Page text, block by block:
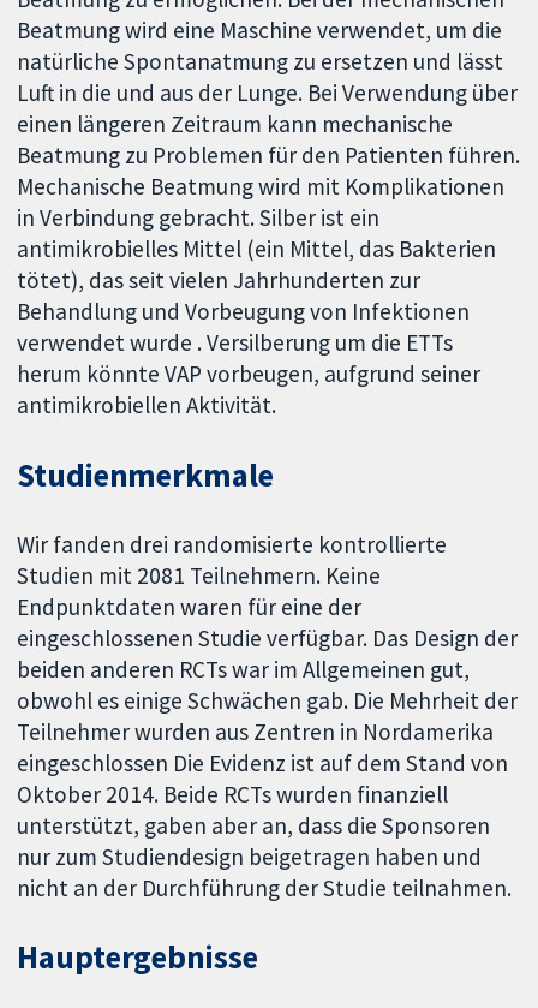
Beatmung wird eine Maschine verwendet, um die
natürliche Spontanatmung zu ersetzen und lässt
Luft in die und aus der Lunge. Bei Verwendung über
einen längeren Zeitraum kann mechanische
Beatmung zu Problemen für den Patienten führen.
Mechanische Beatmung wird mit Komplikationen
in Verbindung gebracht. Silber ist ein
antimikrobielles Mittel (ein Mittel, das Bakterien
tötet), das seit vielen Jahrhunderten zur
Behandlung und Vorbeugung von Infektionen
verwendet wurde . Versilberung um die ETTs
herum könnte VAP vorbeugen, aufgrund seiner
antimikrobiellen Aktivität.
Studienmerkmale
Wir fanden drei randomisierte kontrollierte
Studien mit 2081 Teilnehmern. Keine
Endpunktdaten waren für eine der
eingeschlossenen Studie verfügbar. Das Design der
beiden anderen RCTs war im Allgemeinen gut,
obwohl es einige Schwächen gab. Die Mehrheit der
Teilnehmer wurden aus Zentren in Nordamerika
eingeschlossen Die Evidenz ist auf dem Stand von
Oktober 2014. Beide RCTs wurden finanziell
unterstützt, gaben aber an, dass die Sponsoren
nur zum Studiendesign beigetragen haben und
nicht an der Durchführung der Studie teilnahmen.
Hauptergebnisse